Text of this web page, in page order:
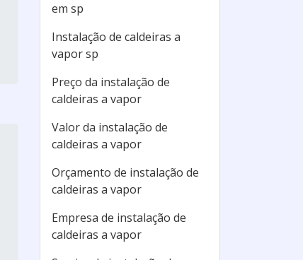
em sp
Instalação de caldeiras a
vapor sp
Preço da instalação de
caldeiras a vapor
Valor da instalação de
caldeiras a vapor
Orçamento de instalação de
caldeiras a vapor
Empresa de instalação de
caldeiras a vapor